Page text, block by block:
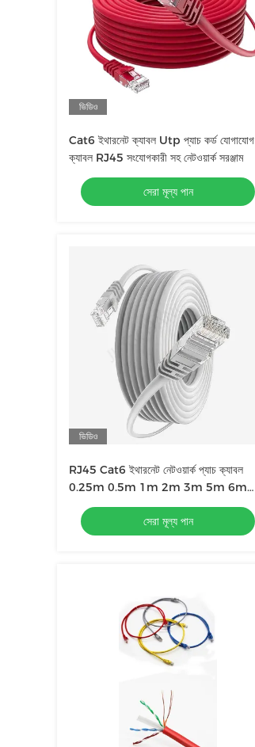
ভিডিও
Cat6 ইথারনেট ক্যাবল Utp প্যাচ কর্ড যোগাযোগ
ক্যাবল RJ45 সংযোগকারী সহ নেটওয়ার্ক সরঞ্জাম
সেরা মূল্য পান
ভিডিও
RJ45 Cat6 ইথারনেট নেটওয়ার্ক প্যাচ ক্যাবল
0.25m 0.5m 1m 2m 3m 5m 6m
10m 20m 30m 40m 50m
সেরা মূল্য পান